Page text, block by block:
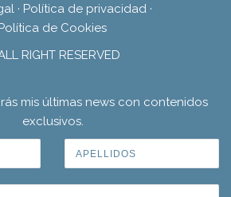
· Política de privacidad ·
de Cookies
RIGHT RESERVED
mis últimas news con contenidos
exclusivos.